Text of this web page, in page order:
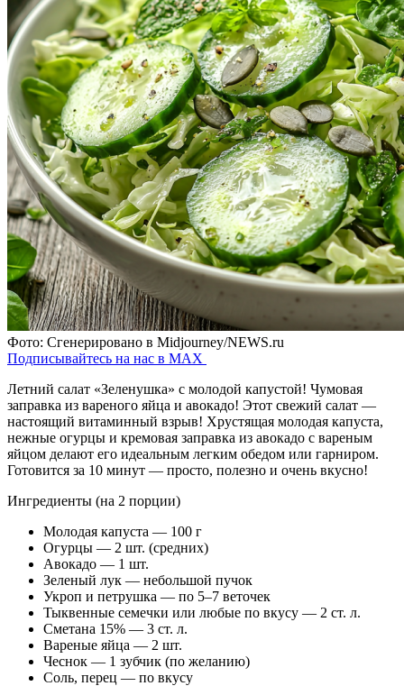
Фото: Сгенерировано в Midjourney/NEWS.ru
Подписывайтесь на нас в MAX
Летний салат «Зеленушка» с молодой капустой! Чумовая
заправка из вареного яйца и авокадо! Этот свежий салат —
настоящий витаминный взрыв! Хрустящая молодая капуста,
нежные огурцы и кремовая заправка из авокадо с вареным
яйцом делают его идеальным легким обедом или гарниром.
Готовится за 10 минут — просто, полезно и очень вкусно!
Ингредиенты (на 2 порции)
Молодая капуста — 100 г
Огурцы — 2 шт. (средних)
Авокадо — 1 шт.
Зеленый лук — небольшой пучок
Укроп и петрушка — по 5–7 веточек
Тыквенные семечки или любые по вкусу — 2 ст. л.
Сметана 15% — 3 ст. л.
Вареные яйца — 2 шт.
Чеснок — 1 зубчик (по желанию)
Соль, перец — по вкусу